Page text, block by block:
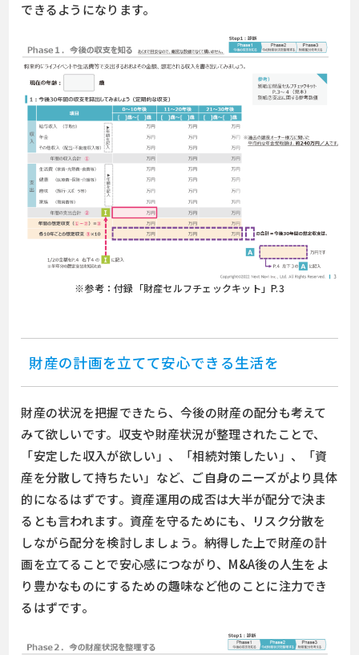
できるようになります。
※参考：付録「財産セルフチェックキット」P.3
財産の計画を立てて安心できる生活を
財産の状況を把握できたら、今後の財産の配分も考えて
みて欲しいです。収支や財産状況が整理されたことで、
「安定した収入が欲しい」、「相続対策したい」、「資
産を分散して持ちたい」など、ご自身のニーズがより具体
的になるはずです。資産運用の成否は大半が配分で決ま
るとも言われます。資産を守るためにも、リスク分散を
しながら配分を検討しましょう。納得した上で財産の計
画を立てることで安心感につながり、M&A後の人生をよ
り豊かなものにするための趣味など他のことに注力でき
るはずです。